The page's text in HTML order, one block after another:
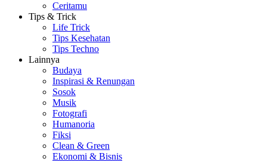
Ceritamu
Tips & Trick
Life Trick
Tips Kesehatan
Tips Techno
Lainnya
Budaya
Inspirasi & Renungan
Sosok
Musik
Fotografi
Humanoria
Fiksi
Clean & Green
Ekonomi & Bisnis